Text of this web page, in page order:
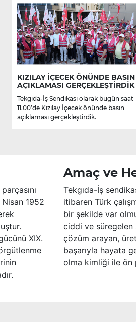
KIZILAY İÇECEK ÖNÜNDE BASIN
AÇIKLAMASI GERÇEKLEŞTİRDİK
Tekgıda-İş Sendikası olarak bugün saat
11.00’de Kızılay İçecek önünde basın
açıklaması gerçekleştirdik.
Nisan 1952
XIX.
Amaç ve
Tekgıda-İş
itibaren Türk
bir şekilde var
ciddi ve süregelen
çözüm arayan,
başarıyla hayata
olma kimliği ile ön